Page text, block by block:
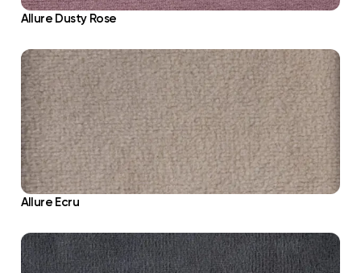
Allure Dusty Rose
Allure Ecru